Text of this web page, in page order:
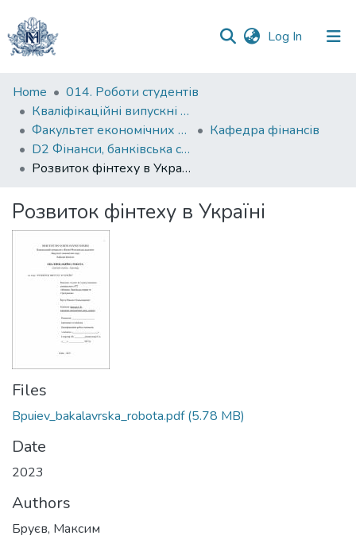
Log In (current)
Communities
&
Collections
All of DSpace
Statistics
Home
014. Роботи студентів
Кваліфікаційні випускні роботи здобувачів вищої освіти бакалаврських програм
Факультет економічних наук
Кафедра фінансів
D2 Фінанси, банківська справа, страхування та фондовий ринок
Розвиток фінтеху в Україні
Розвиток фінтеху в Україні
Files
Bpuiev_bakalavrska_robota.pdf(5.78 MB)
Date
2023
Authors
Бpуєв, Максим